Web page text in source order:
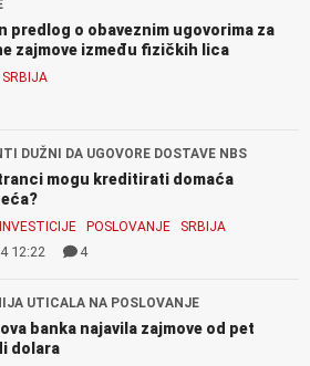
predlog o obaveznim ugovorima za
zajmove između fizičkih lica
SRBIJA
DUŽNI DA UGOVORE DOSTAVE NBS
mogu kreditirati domaća
INVESTICIJE POSLOVANJE SRBIJA
12:22 4
UTICALA NA POSLOVANJE
ova banka najavila zajmove od pet
dolara